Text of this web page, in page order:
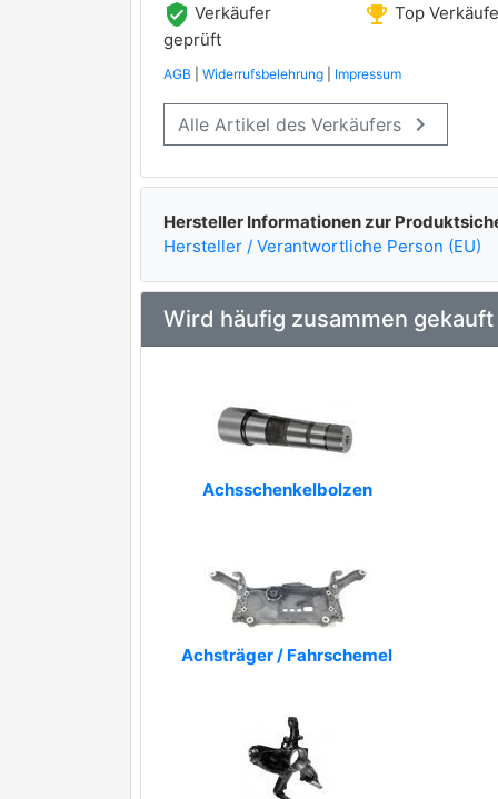
RUVILLE
SWAG
TOPRAN
TRISCAN premium Marke
verified_user Verkäufer
geprüft
emoji_events Top
AGB Widerrufsbelehrung Impressum
Alle Artikel des Verkäufers keyboard_arrow_right
Hersteller Informationen zur
Hersteller / Verantwortliche Person (EU)
Wird häufig zusammen gekauft
Achsschenkelbolzen
Achsträger / Fahrschemel